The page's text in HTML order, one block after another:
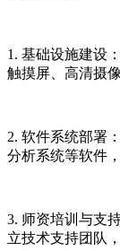
1. 基础设施建设
触摸屏、高清摄
2. 软件系统部署
分析系统等软件
3. 师资培训与支
立技术支持团队